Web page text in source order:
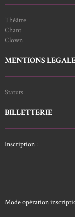
Théâtre
Chant
Clown
MENTIONS
Statuts
BILLETTERIE
Inscription :
Mode opération